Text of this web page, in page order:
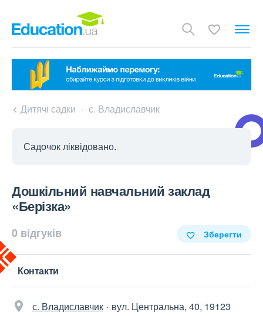
Дитячі садки с. Владиславчик
Садочок ліквідовано.
Дошкільний навчальний заклад
«Берізка»
0 відгуків Зберегти
Контакти
с. Владиславчик вул. Центральна, 40, 19123